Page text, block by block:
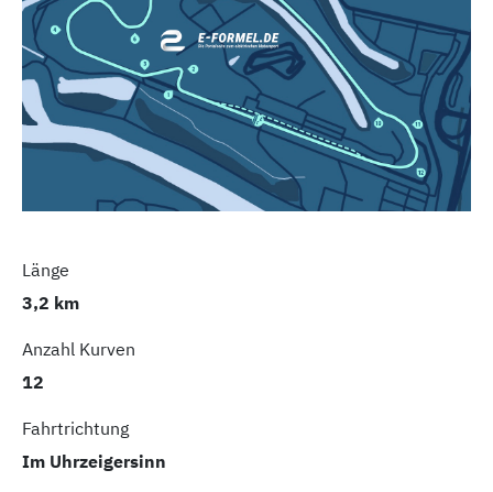
Länge
3,2 km
Anzahl Kurven
12
Fahrtrichtung
Im Uhrzeigersinn